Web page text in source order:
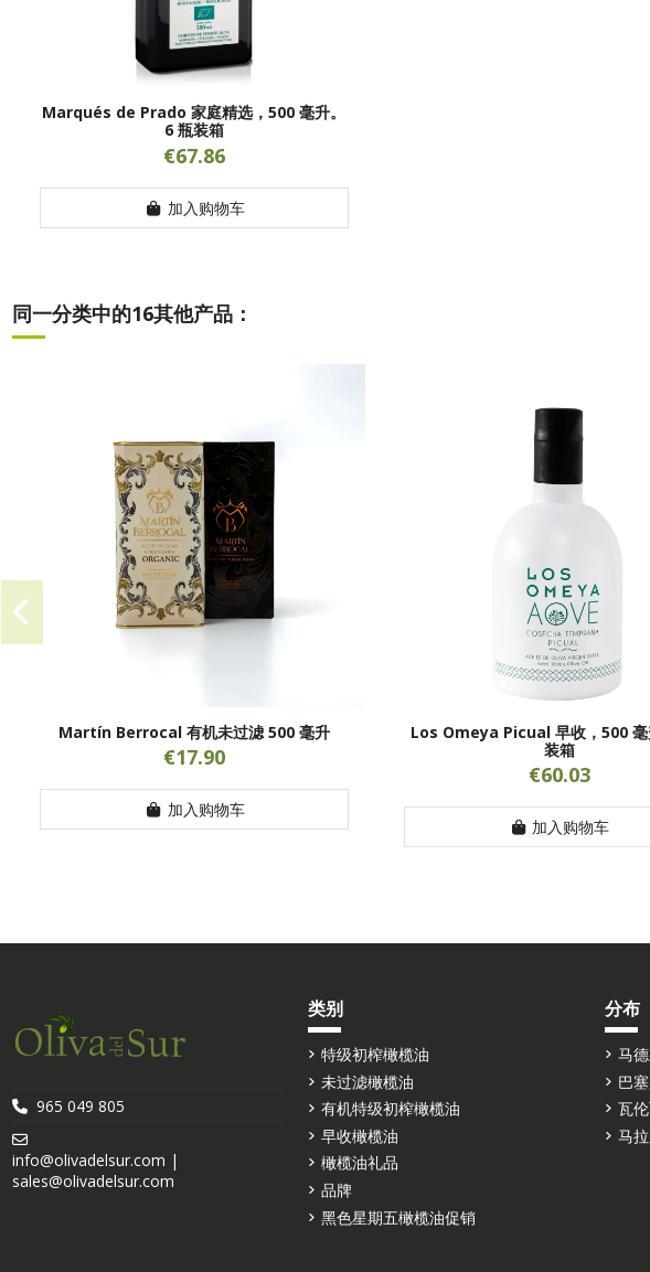
Marqués de Prado 家庭精选，500 毫升。
6 瓶装箱
€67.86
加入购物车
同一分类中的16其他产品：
Martín Berrocal 有机未过滤 500 毫升
€17.90
加入购物车
Los Omeya Picual 早收，500 毫
装箱
€60.03
加入购物车
965 049 805
info@olivadelsur.com |
sales@olivadelsur.com
类别
特级初榨橄榄油
未过滤橄榄油
有机特级初榨橄榄油
早收橄榄油
橄榄油礼品
品牌
黑色星期五橄榄油促销
分布
马
巴
瓦
马